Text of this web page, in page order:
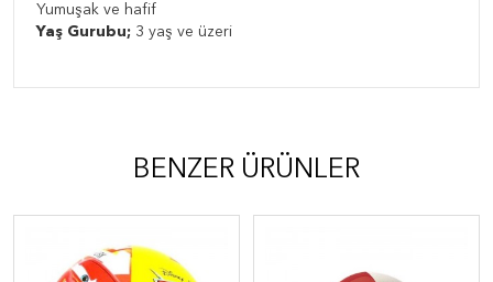
Yumuşak ve hafif
Yaş Gurubu; 3 yaş ve üzeri
BENZER ÜRÜNLER